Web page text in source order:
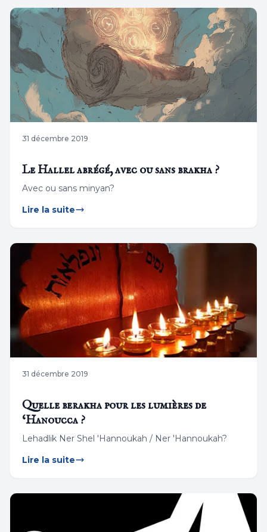
31 décembre 2019
Le Hallel abrégé, avec ou sans brakha ?
Avec ou sans minyan?
Lire la suite
31 décembre 2019
Quelle berakha pour les lumières de
‘Hanoucca ?
Lehadlik Ner Shel 'Hannoukah / Ner 'Hannoukah?
Lire la suite